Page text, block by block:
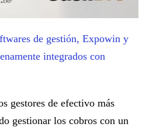
de gestión, Expowin y
integrados con
gestores de efectivo más
gestionar los cobros con un